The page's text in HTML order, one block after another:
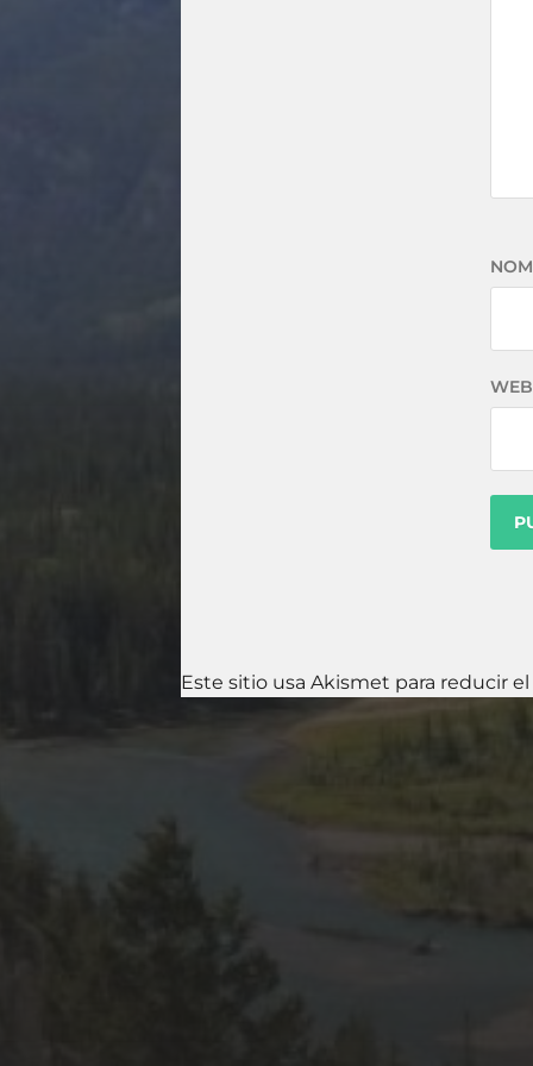
WEB
Este sitio usa Akismet para reducir